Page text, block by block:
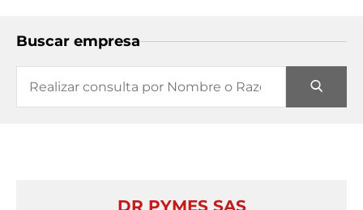
Buscar empresa
DR PYMES SAS